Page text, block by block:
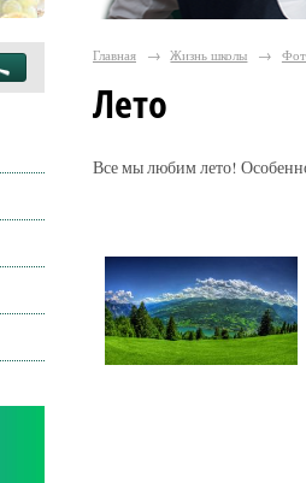
Главная → Жизнь школы →
Лето
Все мы любим лето! Особенно